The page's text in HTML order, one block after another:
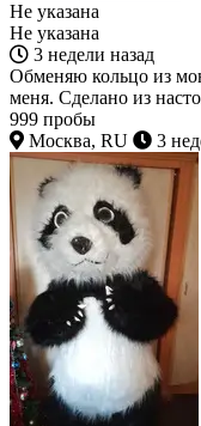
Не указана
Не указана
3 недели назад
Обменяю кольцо из
меня. Сделано из
999 пробы
Москва, RU
3